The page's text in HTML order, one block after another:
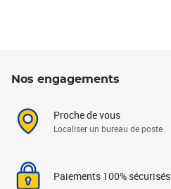
Nos engagements
Proche de vous
Localiser un bureau de poste
Paiements 100% sécurisés